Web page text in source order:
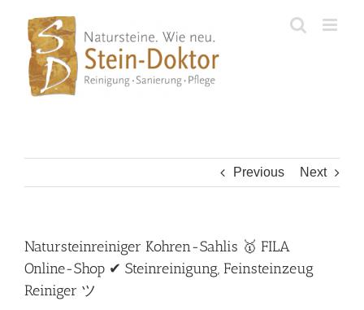
content
Previous Next
Natursteinreiniger Kohren-Sahlis 🥇 FILA
Online-Shop ✔ Steinreinigung, Feinsteinzeug
Reiniger ツ